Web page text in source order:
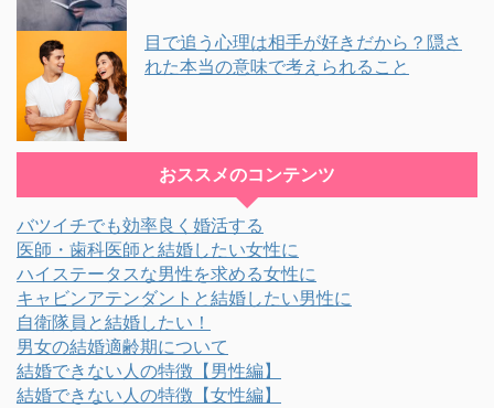
目で追う心理は相手が好きだから？隠さ
れた本当の意味で考えられること
おススメのコンテンツ
バツイチでも効率良く婚活する
医師・歯科医師と結婚したい女性に
ハイステータスな男性を求める女性に
キャビンアテンダントと結婚したい男性に
自衛隊員と結婚したい！
男女の結婚適齢期について
結婚できない人の特徴【男性編】
結婚できない人の特徴【女性編】